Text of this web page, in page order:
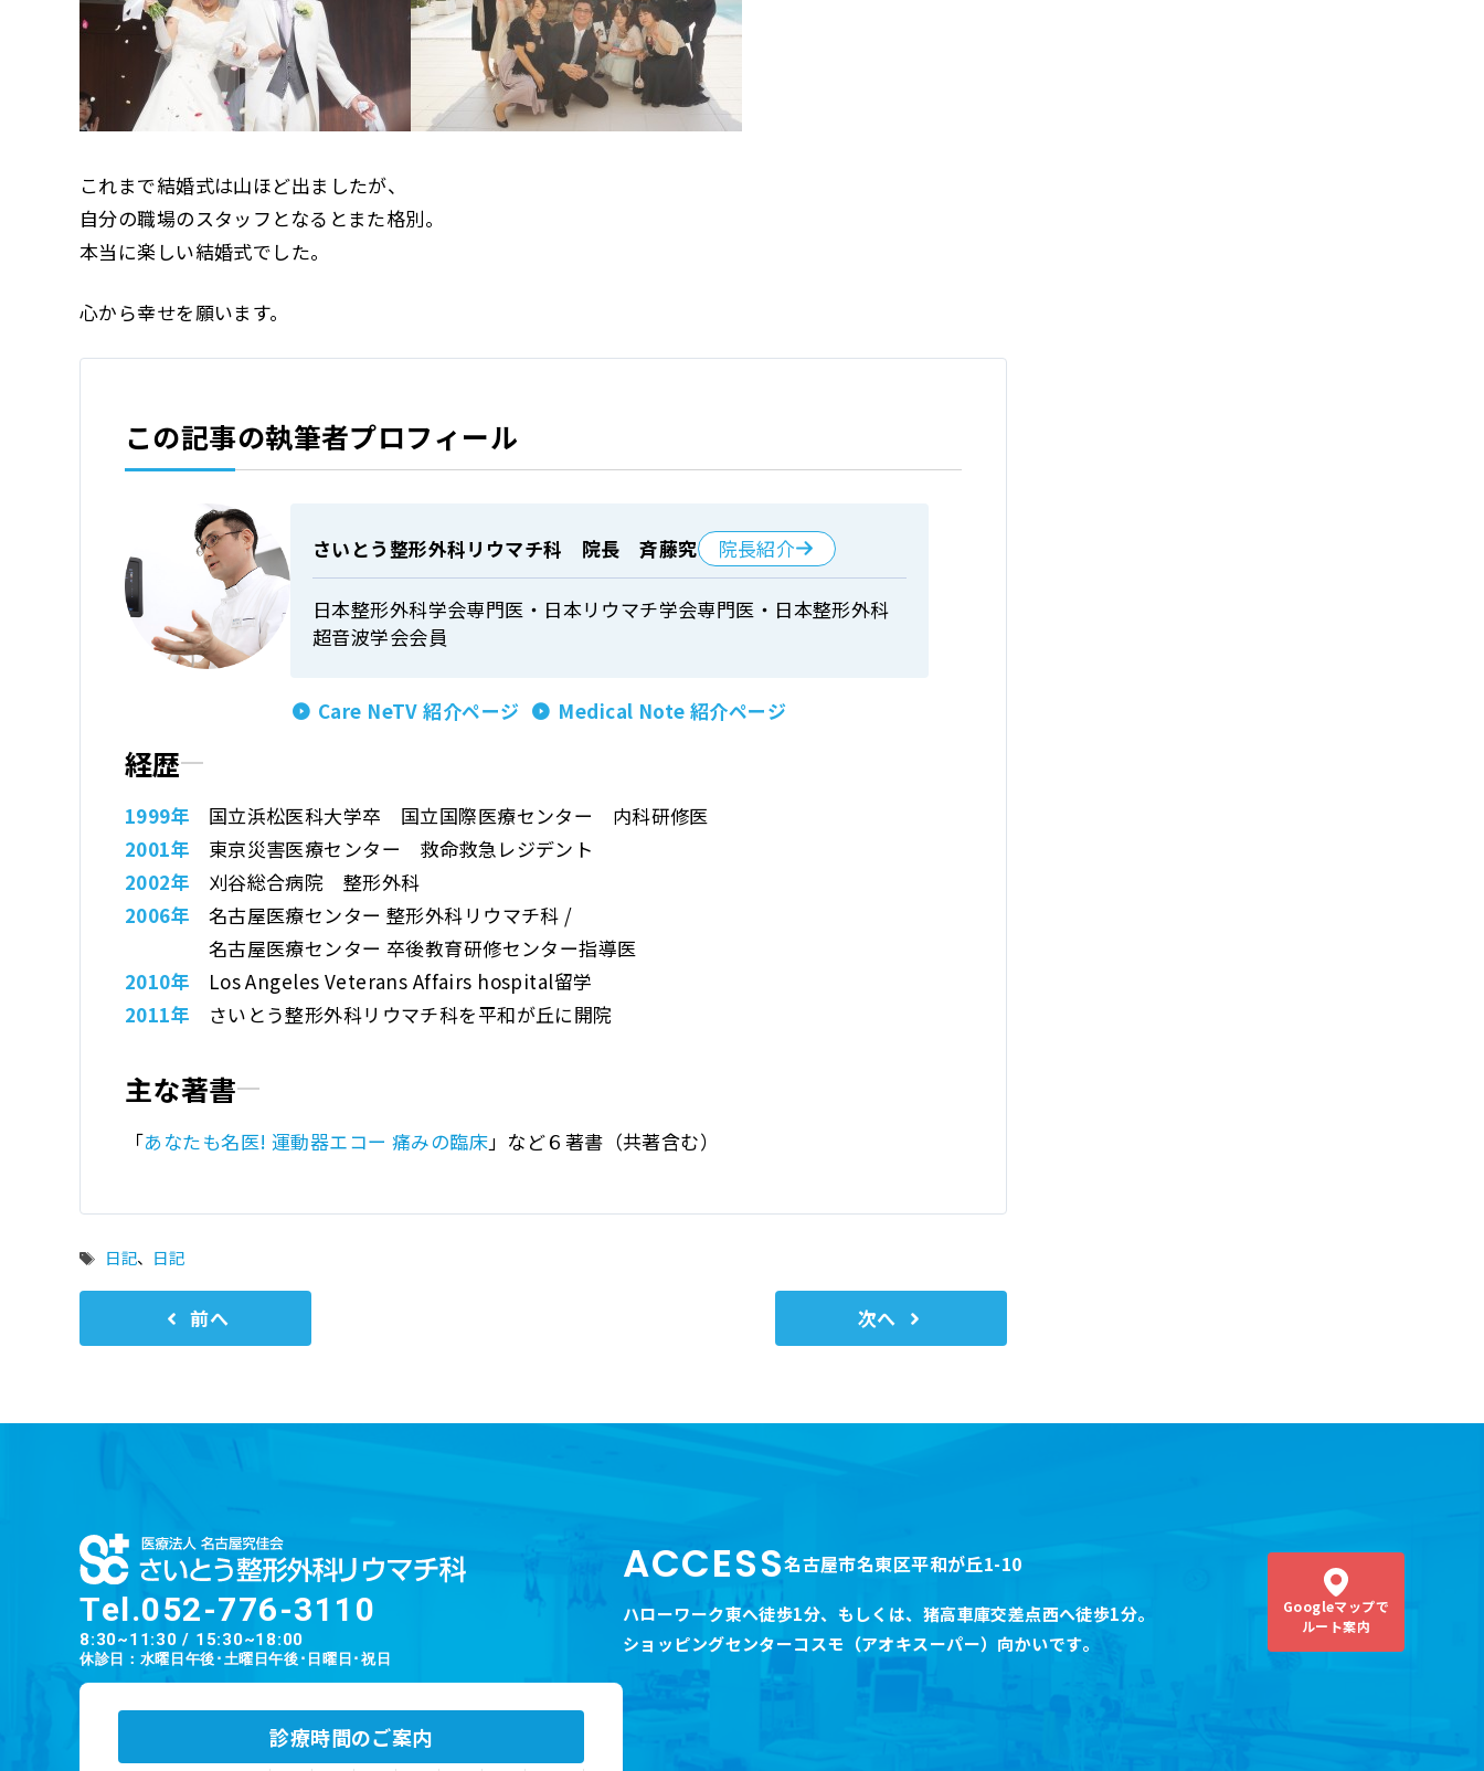
これまで結婚式は山ほど出ましたが、
自分の職場のスタッフとなるとまた格別。
本当に楽しい結婚式でした。
心から幸せを願います。
タ
日記、 日記
この記事の執筆者プロフィール
さいとう整形外科リウマチ科 院長 斉藤究 院長紹介
日本整形外科学会専門医・日本リウマチ学会専門医・日本整形外科
超音波学会会員
Care NeTV 紹介ページ Medical Note 紹介ページ
経歴
1999年 国立浜松医科大学卒
国立国際医療センター 内科研修医
2001年
東京災害医療センター
救命救急レジデント
2002年
刈谷総合病院 整形外科
2006年
名古屋医療センター 整形外科リウマチ科 /
名古屋医療センター 卒後教育研修センター指導医
2010年
Los Angeles Veterans Affairs hospital留学
2011年
さいとう整形外科リウマチ科を平和が丘に開院
主な著書
「あなたも名医! 運動器エコー 痛みの臨床」 など６著書（共著含む）
前へ 次へ
Tel.052-776-3110
8:30~11:30 / 15:30~18:00
休診日：水曜日午後･土曜日午後･日曜日･祝日
診療時間のご案内
ACCESS名古屋市名東区平和が丘1-10
ハローワーク東へ徒歩1分、 もしくは、猪高車庫交差点西へ徒歩1分。
ショッピングセンターコスモ（アオキスーパー） 向かいです。
Googleマップで
ルート案内